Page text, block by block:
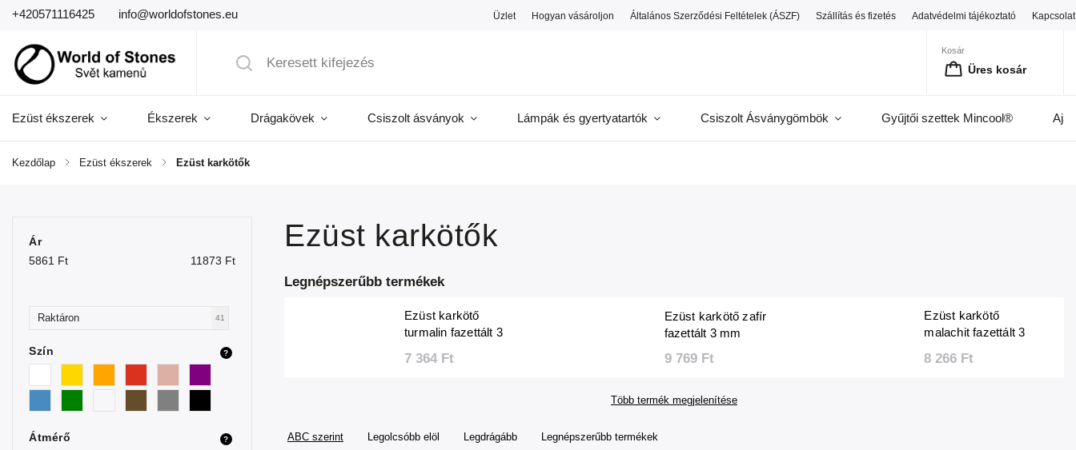
+420571116425 info@worldofstones.eu Üzlet Hogyan vásároljon Általános Szerződési Feltételek (ÁSZF) Szállítás és fizetés Adatvédelmi tájékoztató Kapcsolat
Kosár
Üres kosár
Ezüst ékszerek Ékszerek Drágakövek Csiszolt ásványok Lámpák és gyertyatartók Csiszolt Ásványgömbök Gyűjtői szettek Mincool®
Kezdőlap / Ezüst ékszerek / Ezüst karkötők
Ár
5861 Ft 11873 Ft
Raktáron 41
Szín ?
Átmérő ?
Ezüst karkötők
Legnépszerűbb termékek
Ezüst karkötő
turmalin fazettált 3
7 364 Ft
Ezüst karkötő zafír
fazettált 3 mm
9 769 Ft
Ezüst karkötő
malachit fazettált 3
8 266 Ft
Több termék megjelenítése
ABC szerint Legolcsóbb elöl Legdrágább Legnépszerűbb termékek